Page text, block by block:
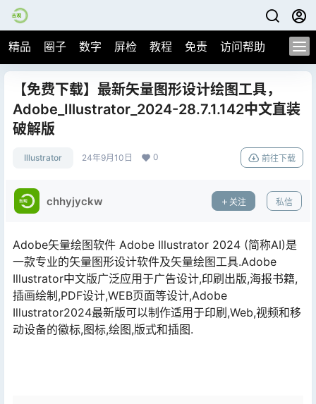
精品 圈子 数字 屏检 教程 免责 访问帮助
【免费下载】最新矢量图形设计绘图工具，
Adobe_Illustrator_2024-28.7.1.142中文直装
破解版
Illustrator 24年9月10日 0 前往下载
chhyjyckw 关注 私信
Adobe矢量绘图软件 Adobe Illustrator 2024 (简称AI)是
一款专业的矢量图形设计软件及矢量绘图工具.Adobe
Illustrator中文版广泛应用于广告设计,印刷出版,海报书籍,
插画绘制,PDF设计,WEB页面等设计,Adobe
Illustrator2024最新版可以制作适用于印刷,Web,视频和移
动设备的徽标,图标,绘图,版式和插图.